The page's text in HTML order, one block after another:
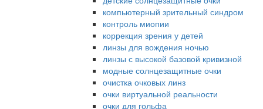
компьютерный зрительный синдром
контроль миопии
коррекция зрения у детей
линзы для вождения ночью
линзы с высокой базовой кривизной
модные солнцезащитные очки
очистка очковых линз
очки виртуальной реальности
очки для гольфа